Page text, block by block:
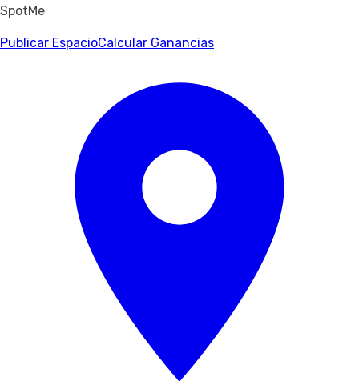
SpotMe
Publicar EspacioCalcular Ganancias